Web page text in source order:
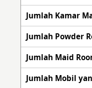
Jumlah Kamar
Jumlah Powder
Jumlah Maid
Jumlah Mobil